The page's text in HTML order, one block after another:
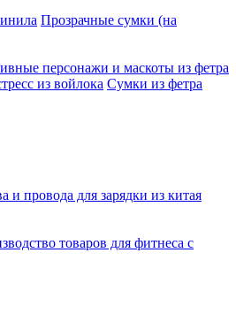
Прозрачные сумки (на
персонажи и маскоты из фетра
из войлока Сумки из фетра
и провода для зарядки из китая
товаров для фитнеса с